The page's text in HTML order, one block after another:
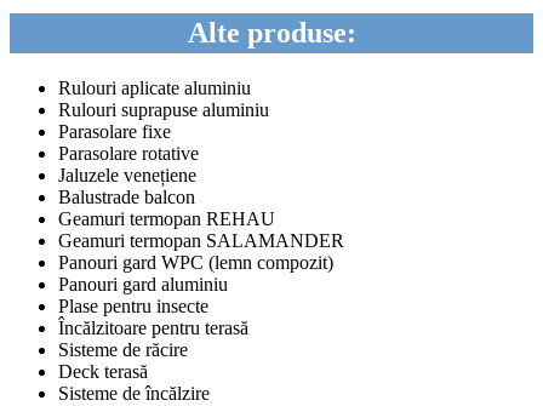
Alte produse:
Rulouri aplicate aluminiu
Rulouri suprapuse aluminiu
Parasolare fixe
Parasolare rotative
Jaluzele venețiene
Balustrade balcon
Geamuri termopan REHAU
Geamuri termopan SALAMANDER
Panouri gard WPC (lemn compozit)
Panouri gard aluminiu
Plase pentru insecte
Încălzitoare pentru terasă
Sisteme de răcire
Deck terasă
Sisteme de încălzire